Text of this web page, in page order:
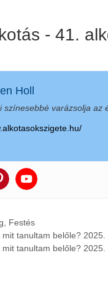
- 41.
Holl
varázsolja az
Festés
tanultam belőle?
tanultam belőle?